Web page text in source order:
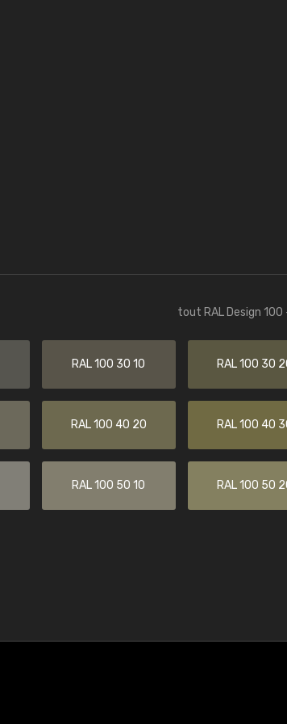
tout RAL Design 100
RAL 100 30 10 RAL 100 30
RAL 100 40 20 RAL 100 40
RAL 100 50 10 RAL 100 50